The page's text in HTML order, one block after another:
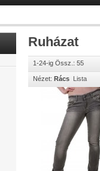
Ruházat
1-24-ig Össz.: 55
Nézet: Rács Lista